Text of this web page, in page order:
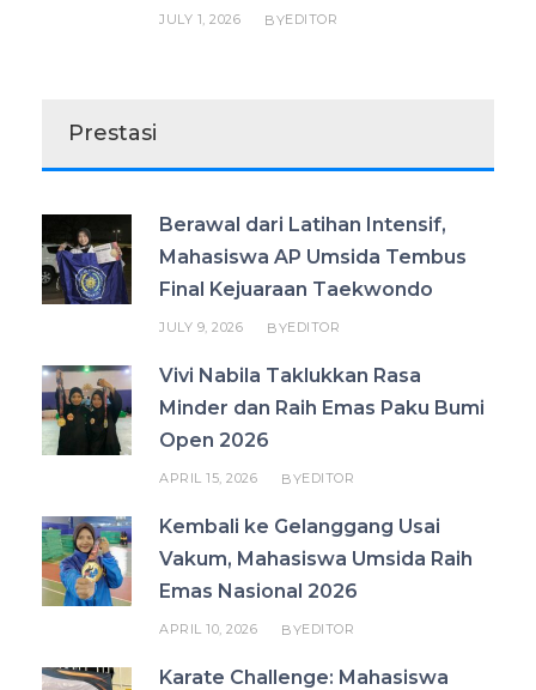
JULY 1, 2026 BYEDITOR
Prestasi
Berawal dari Latihan Intensif,
Mahasiswa AP Umsida Tembus
Final Kejuaraan Taekwondo
JULY 9, 2026 BYEDITOR
Vivi Nabila Taklukkan Rasa
Minder dan Raih Emas Paku Bumi
Open 2026
APRIL 15, 2026 BYEDITOR
Kembali ke Gelanggang Usai
Vakum, Mahasiswa Umsida Raih
Emas Nasional 2026
APRIL 10, 2026 BYEDITOR
Karate Challenge: Mahasiswa